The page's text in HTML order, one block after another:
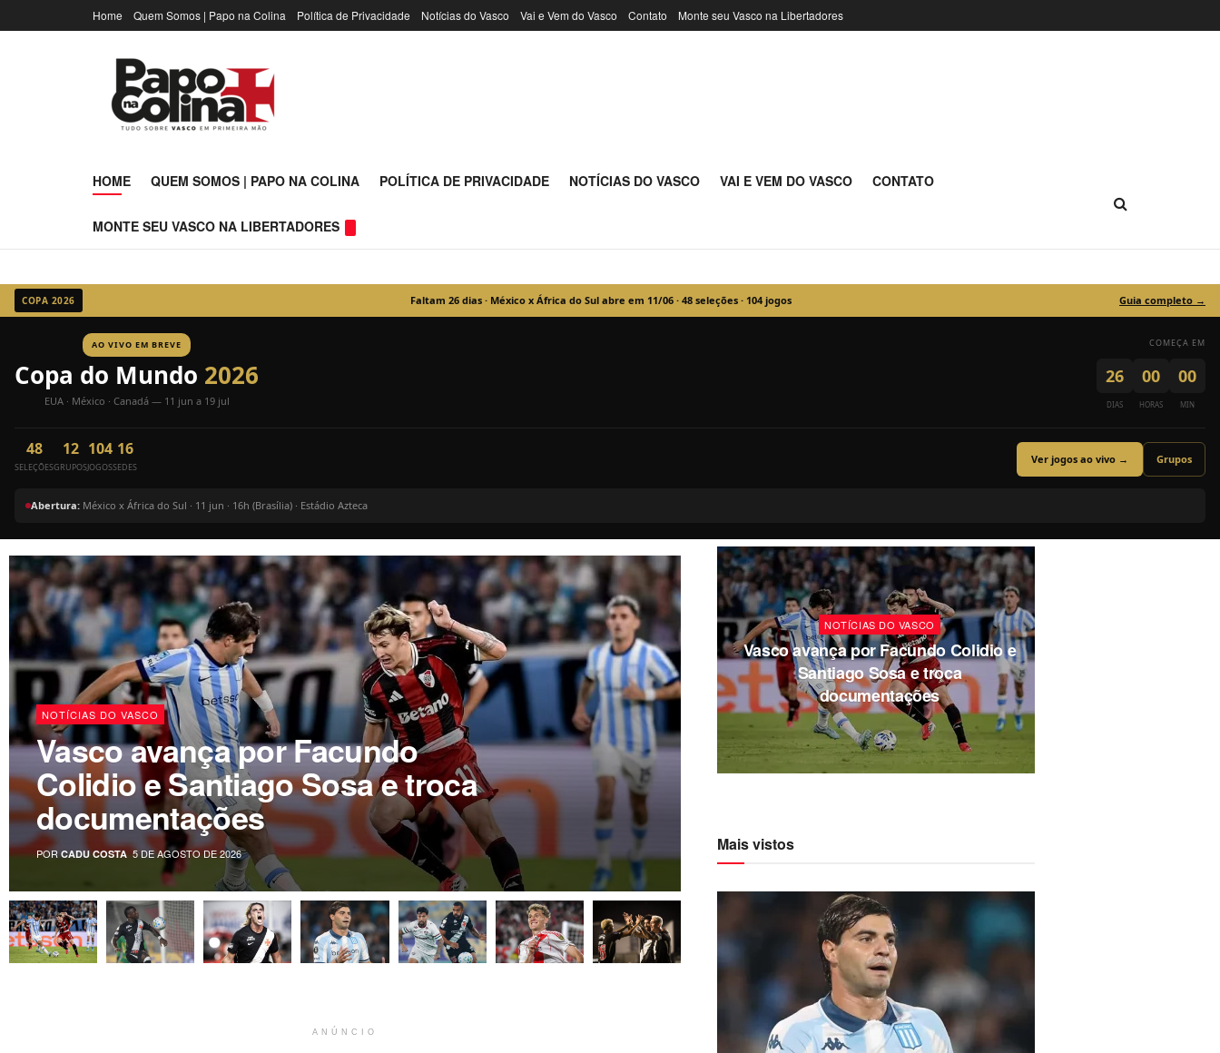
Home Quem Somos | Papo na Colina Política de Privacidade Notícias do Vasco Vai e Vem do Vasco Contato Monte seu Vasco na Libertadores
Papo na Colina - Notícias do Vasco da Gama
HOME QUEM SOMOS | PAPO NA COLINA POLÍTICA DE PRIVACIDADE NOTÍCIAS DO VASCO VAI E VEM DO VASCO CONTATO
MONTE SEU VASCO NA LIBERTADORES
COPA 2026 Faltam 26dias · México x África do Sul abre em 11/06 · 48 seleções · 104 jogos Guia completo →
AO VIVO EM BREVE
Copa do Mundo 2026
EUA · México · Canadá — 11 jun a 19 jul
COMEÇA EM
26
DIAS
00
HORAS
00
MIN
48
SELEÇÕES
12
GRUPOS
104
JOGOS
16
SEDES
Ver jogos ao vivo → Grupos
Abertura: México x África do Sul · 11 jun · 16h (Brasília) · Estádio Azteca
NOTÍCIAS DO VASCO
Vasco avança por Facundo
Colidio e Santiago Sosa e troca
documentações
PORCADU COSTA 5 DE AGOSTO DE 2026
ANÚNCIO
NOTÍCIAS DO VASCO
Vasco avança por Facundo Colidio e
Santiago Sosa e troca
documentações
Mais vistos